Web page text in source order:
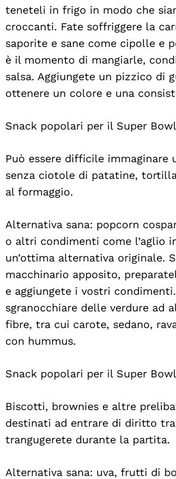
teneteli in frigo in modo che
croccanti. Fate soffriggere la
saporite e sane come cipolle e
è il momento di mangiarle,
salsa. Aggiungete un pizzico di
ottenere un colore e una
Snack popolari per il Super
Può essere difficile immaginare
senza ciotole di patatine,
al formaggio.
Alternativa sana: popcorn
o altri condimenti come l’aglio
un’ottima alternativa originale.
macchinario apposito,
e aggiungete i vostri
sgranocchiare delle verdure ad
fibre, tra cui carote, sedano,
con hummus.
Snack popolari per il Super
Biscotti, brownies e altre
destinati ad entrare di diritto
trangugerete durante la partita.
Alternativa sana: uva, frutti di